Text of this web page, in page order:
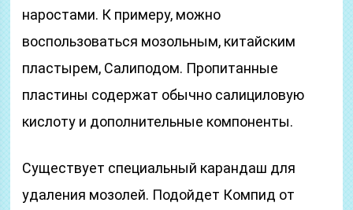
наростами. К примеру, можно
воспользоваться мозольным, китайским
пластырем, Салиподом. Пропитанные
пластины содержат обычно салициловую
кислоту и дополнительные компоненты.
Существует специальный карандаш для
удаления мозолей. Подойдет Компид от